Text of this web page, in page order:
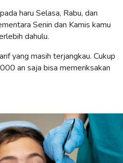
haru Selasa, Rabu, dan
Senin dan Kamis kamu
dahulu.
yang masih terjangkau. Cukup
an saja bisa memeriksakan